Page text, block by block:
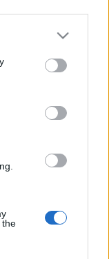
or more Google
You may click to
party tags to
in below Google
the